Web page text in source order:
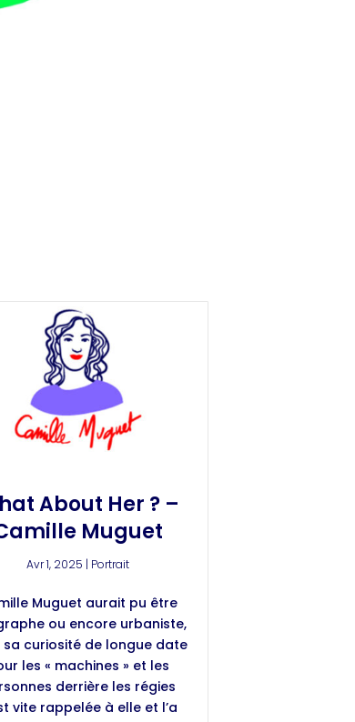
About Her ? –
Muguet
Avr 1, 2025 | Portrait
Muguet aurait pu être
ou encore urbaniste,
sa curiosité de longue date
les « machines » et les
derrière les régies
vite rappelée à elle et l’a